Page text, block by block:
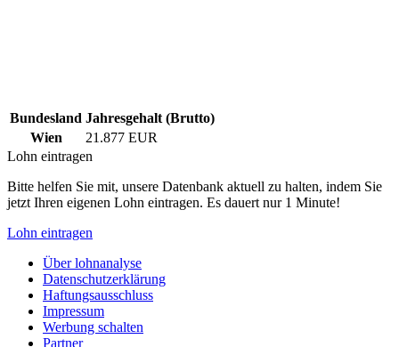
Bundesland Jahresgehalt (Brutto)
Wien
21.877 EUR
Lohn eintragen
Bitte helfen Sie mit, unsere Datenbank aktuell zu halten, indem Sie
jetzt Ihren eigenen Lohn eintragen. Es dauert nur 1 Minute!
Lohn eintragen
Über lohnanalyse
Datenschutzerklärung
Haftungsausschluss
Impressum
Werbung schalten
Partner